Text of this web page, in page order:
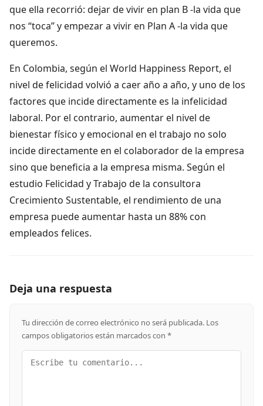
que ella recorrió: dejar de vivir en plan B -la vida que
nos “toca” y empezar a vivir en Plan A -la vida que
queremos.
En Colombia, según el World Happiness Report, el
nivel de felicidad volvió a caer año a año, y uno de los
factores que incide directamente es la infelicidad
laboral. Por el contrario, aumentar el nivel de
bienestar físico y emocional en el trabajo no solo
incide directamente en el colaborador de la empresa
sino que beneficia a la empresa misma. Según el
estudio Felicidad y Trabajo de la consultora
Crecimiento Sustentable, el rendimiento de una
empresa puede aumentar hasta un 88% con
empleados felices.
Deja una respuesta
Tu dirección de correo electrónico no será publicada. Los
campos obligatorios están marcados con *